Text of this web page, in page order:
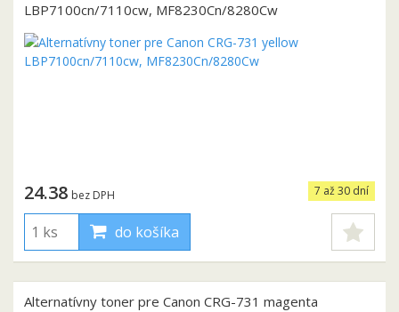
LBP7100cn/7110cw, MF8230Cn/8280Cw
7 až 30 dní
24.38 bez DPH
do košíka
Alternatívny toner pre Canon CRG-731 magenta